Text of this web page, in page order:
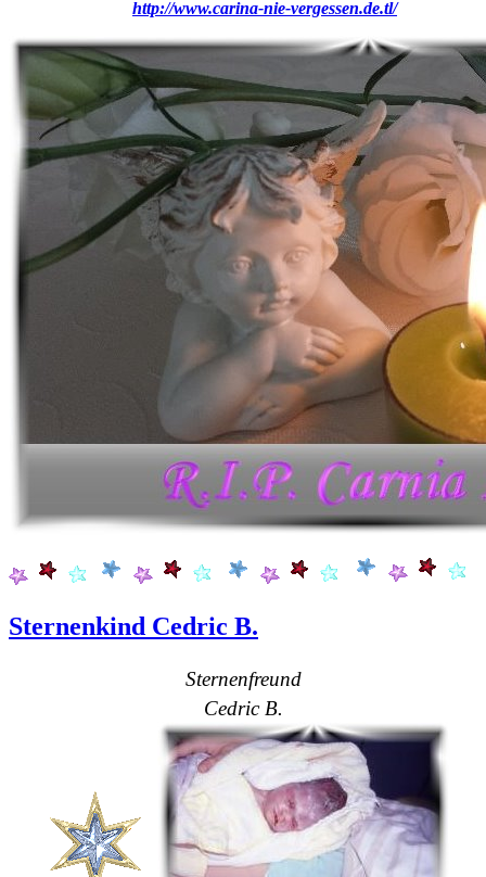
http://www.carina-nie-vergessen.de.tl/
Sternenkind Cedric B.
Sternenfreund
Cedric B.